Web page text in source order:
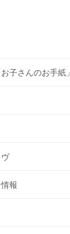
子さんのお手紙」
報